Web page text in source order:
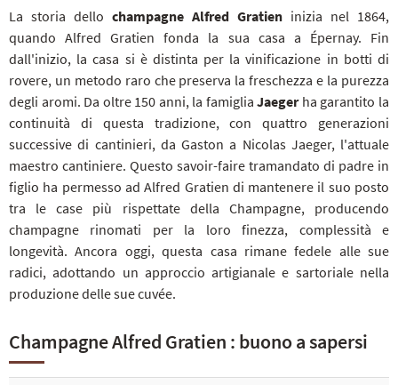
La storia dello champagne Alfred Gratien inizia nel 1864,
quando Alfred Gratien fonda la sua casa a Épernay. Fin
dall'inizio, la casa si è distinta per la vinificazione in botti di
rovere, un metodo raro che preserva la freschezza e la purezza
degli aromi. Da oltre 150 anni, la famigliaJaegerha garantito la
continuità di questa tradizione, con quattro generazioni
successive di cantinieri, da Gaston a Nicolas Jaeger, l'attuale
maestro cantiniere. Questo savoir-faire tramandato di padre in
figlio ha permesso ad Alfred Gratien di mantenere il suo posto
tra le case più rispettate della Champagne, producendo
champagne rinomati per la loro finezza, complessità e
longevità. Ancora oggi, questa casa rimane fedele alle sue
radici, adottando un approccio artigianale e sartoriale nella
produzione delle sue cuvée.
Champagne Alfred Gratien : buono a sapersi